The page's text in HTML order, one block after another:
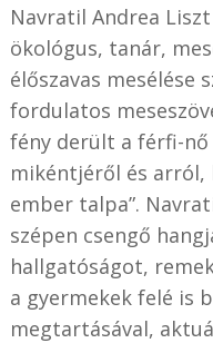
Navratil Andrea
ökológus, tanár,
élőszavas mesélése
fordulatos
fény derült a férfi-
mikéntjéről és arról,
ember talpa”.
szépen csengő
hallgatóságot,
a gyermekek felé is
megtartásával,